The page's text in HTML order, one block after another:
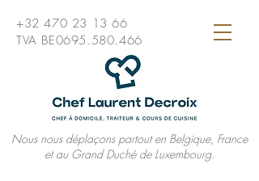
+32 470 23 13 66
TVA BE0695.580.466
Nous nous déplaçons partout en Belgique, France
et au Grand Duché de Luxembourg.